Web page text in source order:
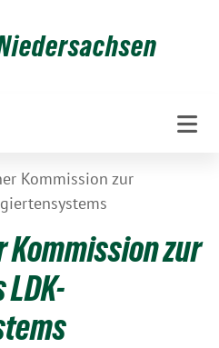
Kommission zur
Kommission zur